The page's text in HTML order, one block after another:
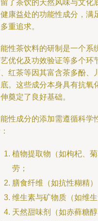
了茶饮的天然风味与文化
康益处的功能性成分，满
重追求。
性茶饮料的研制是一个系
优化及功效验证等多个环
红茶等因其富含茶多酚、
。这些成分本身具有抗氧
奠定了良好基础。
性成分的添加需遵循科学
植物提取物（如枸杞、
劳；
膳食纤维（如抗性糊精
维生素与矿物质（如维
天然甜味剂（如赤藓糖